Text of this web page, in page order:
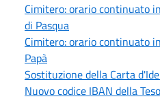
Cimitero: orario continuato
di Pasqua
Cimitero: orario continuato
Papà
Sostituzione della Carta
Nuovo codice IBAN della